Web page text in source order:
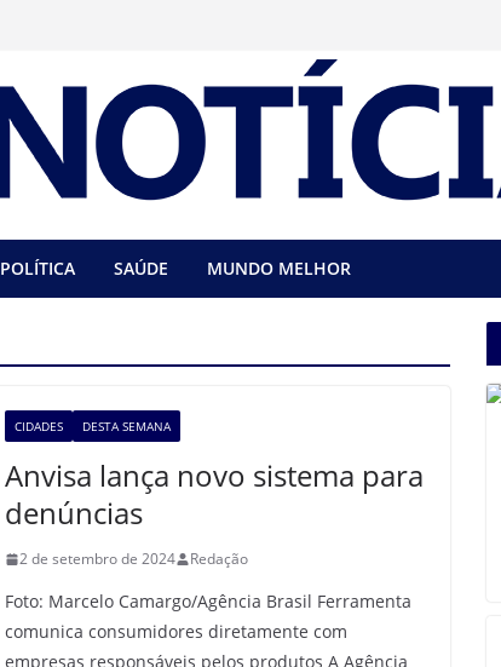
POLÍTICA SAÚDE MUNDO MELHOR
CIDADES DESTA SEMANA
Anvisa lança novo sistema para
denúncias
2 de setembro de 2024 Redação
Foto: Marcelo Camargo/Agência Brasil Ferramenta
comunica consumidores diretamente com
empresas responsáveis pelos produtos A Agência